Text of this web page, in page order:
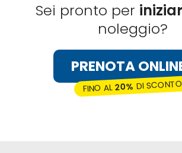
Sei pronto per
noleggio?
PRENOTA
FINO AL20% DI SCONTO